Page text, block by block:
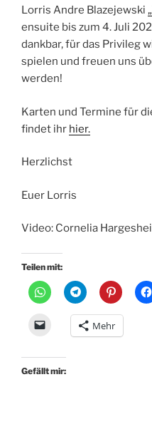
Lorris Andre Blazejewski
ensuite bis zum 4. Juli
dankbar, für das Privileg
spielen und freuen uns
werden!
Karten und Termine für
findet ihr hier.
Herzlichst
Euer Lorris
Video: Cornelia
Teilen mit:
Mehr
Gefällt mir: